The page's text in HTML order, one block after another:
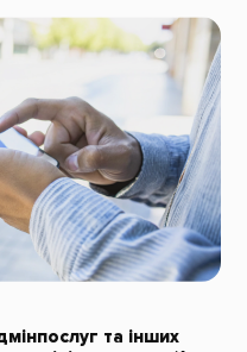
та інших